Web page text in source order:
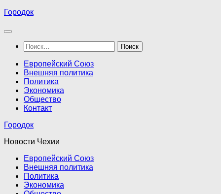
Перейти
содержимому
Городок
Найти:
Европейский Союз
Внешняя политика
Политика
Экономика
Общество
Контакт
Городок
Новости Чехии
Европейский Союз
Внешняя политика
Политика
Экономика